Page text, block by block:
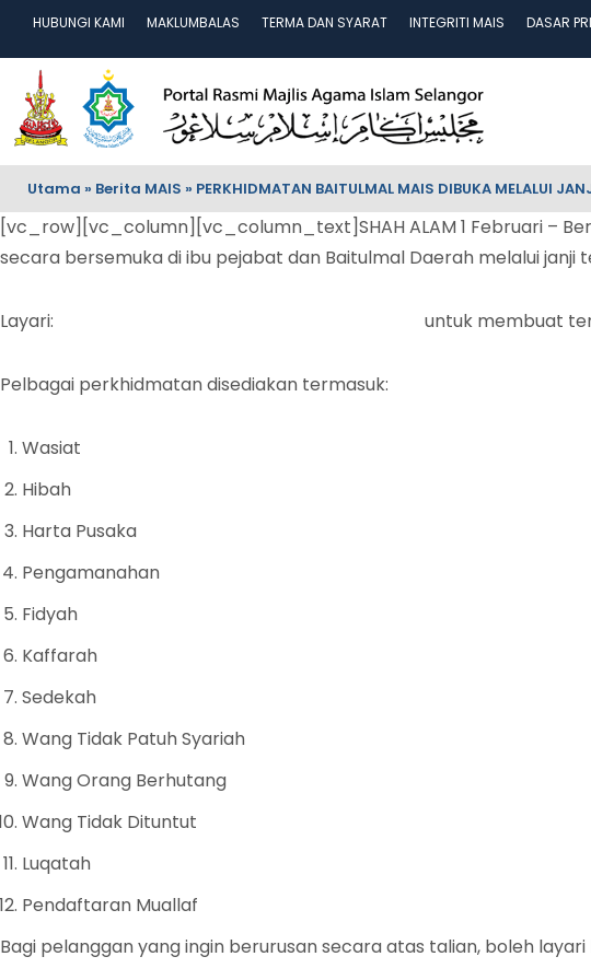
HUBUNGI KAMI MAKLUMBALAS TERMA DAN SYARAT INTEGRITI MAIS DASAR
Utama » Berita MAIS » PERKHIDMATAN BAITULMAL MAIS DIBUKA MELALUI
[vc_row][vc_column][vc_column_text]SHAH ALAM 1 Februari –
secara bersemuka di ibu pejabat dan Baitulmal Daerah melalui janji
Layari: untuk membuat
Pelbagai perkhidmatan disediakan termasuk:
Wasiat
Hibah
Harta Pusaka
Pengamanahan
Fidyah
Kaffarah
Sedekah
Wang Tidak Patuh Syariah
Wang Orang Berhutang
Wang Tidak Dituntut
Luqatah
Pendaftaran Muallaf
Bagi pelanggan yang ingin berurusan secara atas talian, boleh layari